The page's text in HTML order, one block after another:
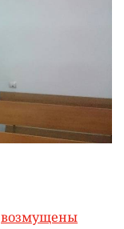
возмущены